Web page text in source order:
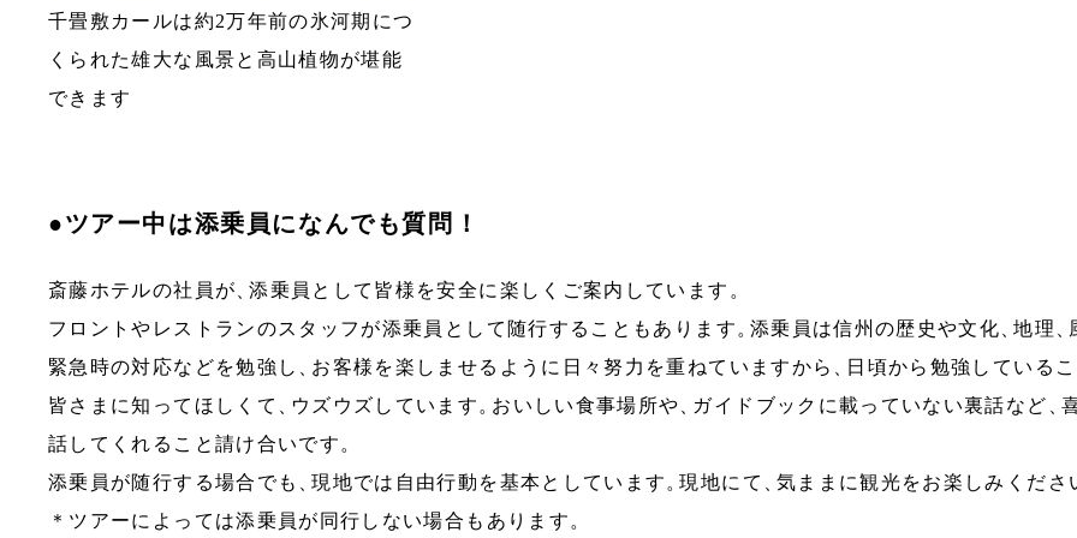
千畳敷カールは約2万年前の氷河期につ
くられた雄大な風景と高山植物が堪能
できます
●ツアー中は添乗員になんでも質問！
斎藤ホテルの社員が 、添乗員として皆様を安全に楽しくご案内しています 。
フロントやレストランのスタッフが添乗員として随行することもあります 。添乗員は信州の歴史や文化 、地理 、
緊急時の対応などを勉強し
、お客様を楽しませるように日々努力を重ねていますから 、日頃から勉強している
皆さまに知ってほしくて
、ウズウズしています 。おいしい食事場所や 、ガイドブックに載っていない裏話など 、
話してくれること請け合いです 。
添乗員が随行する場合でも
、現地では自由行動を基本としています 。現地にて 、気ままに観光をお楽しみくださ
＊ツアーによっては添乗員が同行しない場合もあります 。